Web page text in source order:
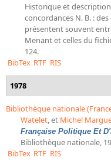
Historique et
concordances N. B. :
présentent souvent
Menant et celles du
124.
BibTex RTF RIS
1978
Bibliothèque nationale
Watelet, et Michel
Française Politique Et
Bibliothèque nationale,
BibTex RTF RIS